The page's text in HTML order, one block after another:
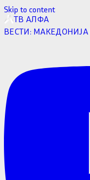
Skip to content
ТВ АЛФА
ВЕСТИ: МАКЕДОНИЈА